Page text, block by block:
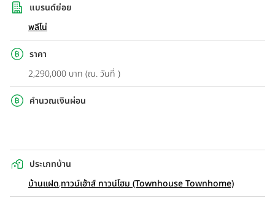
แบรนด์ย่อย
พลีโน่
ราคา
2,290,000 บาท (ณ. วันที่ )
คำนวณเงินผ่อน
ประเภทบ้าน
บ้านแฝด,ทาวน์เฮ้าส์ ทาวน์โฮม (Townhouse Townhome)